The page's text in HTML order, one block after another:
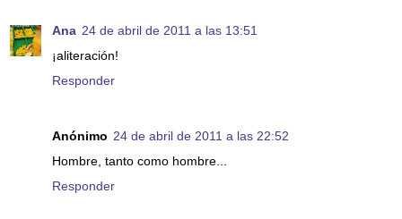
Ana 24 de abril de 2011 a las 13:51
¡aliteración!
Responder
Anónimo 24 de abril de 2011 a las 22:52
Hombre, tanto como hombre...
Responder